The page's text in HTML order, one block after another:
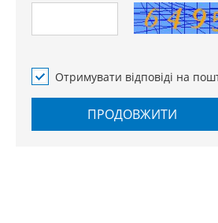
Отримувати відповіді на
ПРОДОВЖИТИ